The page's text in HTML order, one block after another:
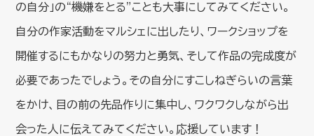
の自分」の“機嫌をとる”ことも大事にしてみてください。
自分の作家活動をマルシェに出したり、ワークショップを
開催するにもかなりの努力と勇気、そして作品の完成度が
必要であったでしょう。その自分にすこしねぎらいの言葉
をかけ、目の前の先品作りに集中し、ワクワクしながら出
会った人に伝えてみてください。応援しています！